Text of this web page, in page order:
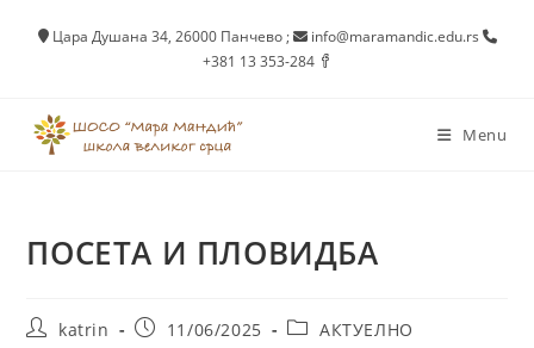
Цара Душана 34, 26000 Панчево;
info@maramandic.edu.rs
+381 13 353-284
Menu
ПОСЕТА И ПЛОВИДБА
Postkatrin
Post11/06/2025
PostАКТУЕЛНО